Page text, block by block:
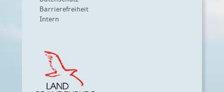
Barrierefreiheit
Intern